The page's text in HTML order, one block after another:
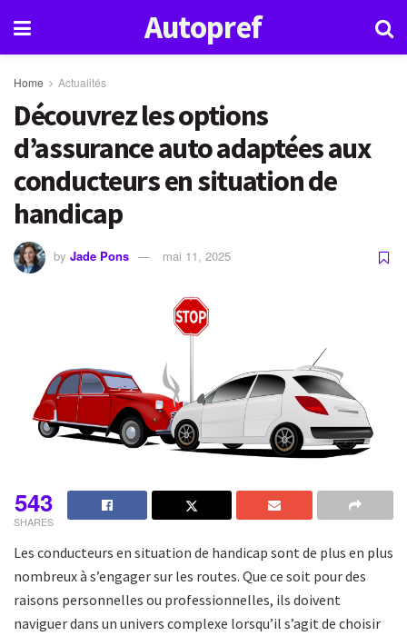
Autopref
Home Actualités
Découvrez les options
d’assurance auto adaptées aux
conducteurs en situation de
handicap
by Jade Pons mai 11, 2025
543
SHARES
Les conducteurs en situation de handicap sont de plus en plus
nombreux à s’engager sur les routes. Que ce soit pour des
raisons personnelles ou professionnelles, ils doivent
naviguer dans un univers complexe lorsqu’il s’agit de choisir